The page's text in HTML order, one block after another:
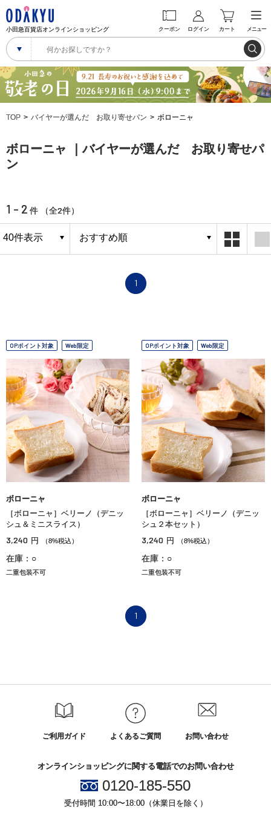
小田急百貨店オンラインショッピング クーポン ログイン カート メニュー
TOP バイヤーが選んだ お取り寄せパン ボローニャ
ボローニャ ｜バイヤーが選んだ お取り寄せパ
ン
1 - 2 件 （全2件）
1
OPポイント対象 Web限定
ボローニャ
［ボローニャ］ベリーノ（デニッ
シュ＆ミニスライス）
3,240 円 （8%税込）
在庫：○
二重包装不可
OPポイント対象 Web限定
ボローニャ
［ボローニャ］ベリーノ（デニッ
シュ２本セット）
3,240 円 （8%税込）
在庫：○
二重包装不可
1
ご利用ガイド よくあるご質問 お問い合わせ
オンラインショッピングに関する電話でのお問い合わせ
0120-185-550
受付時間 10:00〜18:00（休業日を除く）